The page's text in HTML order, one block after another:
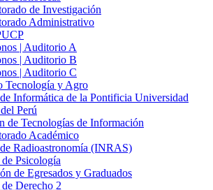
de Investigación
Administrativo
| Auditorio A
| Auditorio B
| Auditorio C
Tecnología y Agro
Informática de la Pontificia Universidad
Perú
de Tecnologías de Información
Académico
Radioastronomía (INRAS)
Psicología
de Egresados y Graduados
Derecho 2